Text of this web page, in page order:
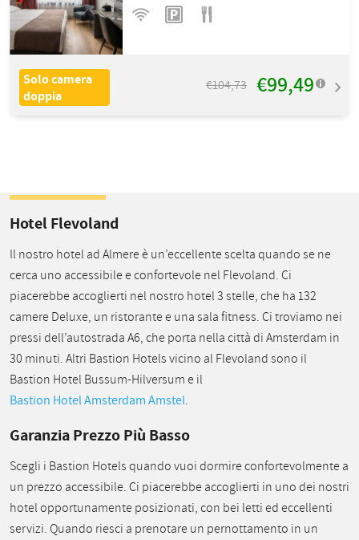
Solo camera
doppia
€104,73 €99,49
Hotel Flevoland
Il nostro hotel ad Almere è un’eccellente scelta quando se ne
cerca uno accessibile e confortevole nel Flevoland. Ci
piacerebbe accoglierti nel nostro hotel 3 stelle, che ha 132
camere Deluxe, un ristorante e una sala fitness. Ci troviamo nei
pressi dell’autostrada A6, che porta nella città di Amsterdam in
30 minuti. Altri Bastion Hotels vicino al Flevoland sono il
Bastion Hotel Bussum-Hilversum e il
Bastion Hotel Amsterdam Amstel.
Garanzia Prezzo Più Basso
Scegli i Bastion Hotels quando vuoi dormire confortevolmente a
un prezzo accessibile. Ci piacerebbe accoglierti in uno dei nostri
hotel opportunamente posizionati, con bei letti ed eccellenti
servizi. Quando riesci a prenotare un pernottamento in un